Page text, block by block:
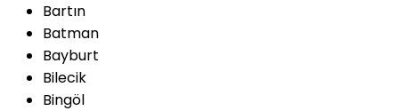
Bartın
Batman
Bayburt
Bilecik
Bingöl